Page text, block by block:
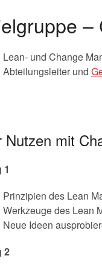
–
Lean- und Change
Abteilungsleiter und
Nutzen mit
1
Prinzipien des Lean
Werkzeuge des Lean
Neue Ideen
2